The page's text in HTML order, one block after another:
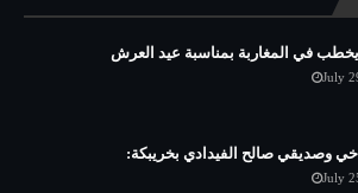
يخطب في المغاربة بمناسبة عيد العرش
July
وصديقي صالح الفيدادي بخريبكة:
July